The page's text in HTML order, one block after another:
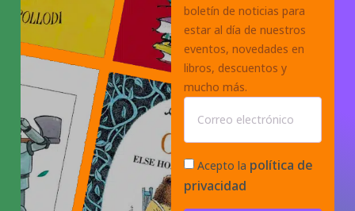
boletín de noticias para
estar al día de nuestros
eventos, novedades en
libros, descuentos y
mucho más.
Acepto la política de
privacidad